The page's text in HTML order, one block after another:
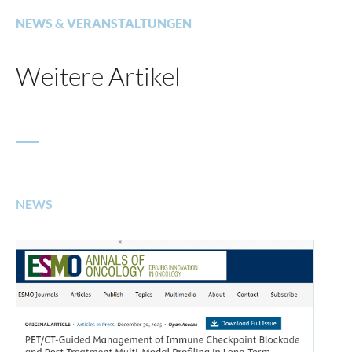
NEWS & VERANSTALTUNGEN
Weitere Artikel
NEWS